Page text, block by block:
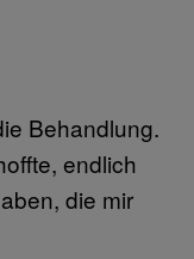
Behandlung.
endlich
die mir